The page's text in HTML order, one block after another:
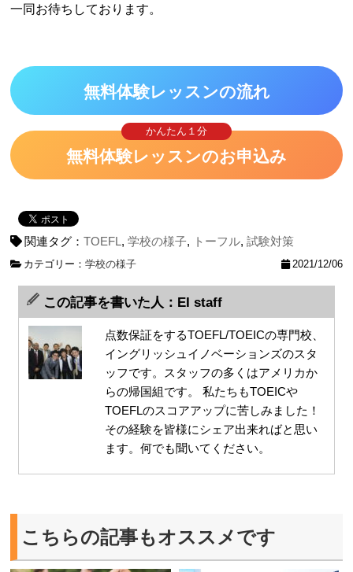
一同お待ちしております。
無料体験レッスンの流れ
かんたん１分
無料体験レッスンのお申込み
関連タグ：TOEFL ,学校の様子, トーフル,試験対策
カテゴリー：学校の様子 2021/12/06
この記事を書いた人：EI staff
点数保証をするTOEFL/TOEICの専門校、
イングリッシュイノベーションズのスタ
ッフです。スタッフの多くはアメリカか
らの帰国組です。 私たちもTOEICや
TOEFLのスコアアップに苦しみました！
その経験を皆様にシェア出来ればと思い
ます。何でも聞いてください。
こちらの記事もオススメです